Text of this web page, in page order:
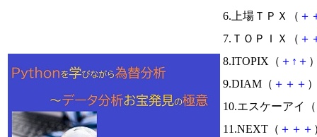
6.上場ＴＰＸ（ ＋
7.ＴＯＰＩＸ（ ＋
8.ITOPIX（ ＋ ↑ ＋
9.DIAM（ ＋ ＋ ＋
10.エスケーアイ（
11.NEXT（ ＋ ＋ ＋